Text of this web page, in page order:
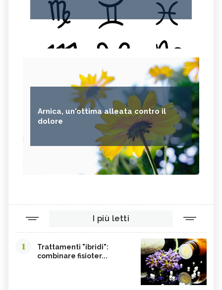
Arnica, un'ottima alleata contro il
dolore
I più letti
1
Trattamenti "ibridi":
combinare fisioter...